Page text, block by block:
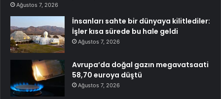
Ağustos 7, 2026
İnsanları sahte bir dünyaya kilitlediler:
İşler kısa sürede bu hale geldi
Ağustos 7, 2026
Avrupa’da doğal gazın megavatsaati
58,70 euroya düştü
Ağustos 7, 2026